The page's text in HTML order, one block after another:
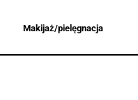
Makijaż/pielęgnacja